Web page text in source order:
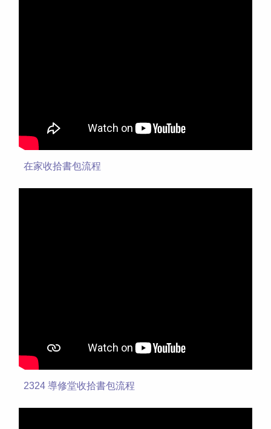
在家收拾書包流程
2324 導修堂收拾書包流程